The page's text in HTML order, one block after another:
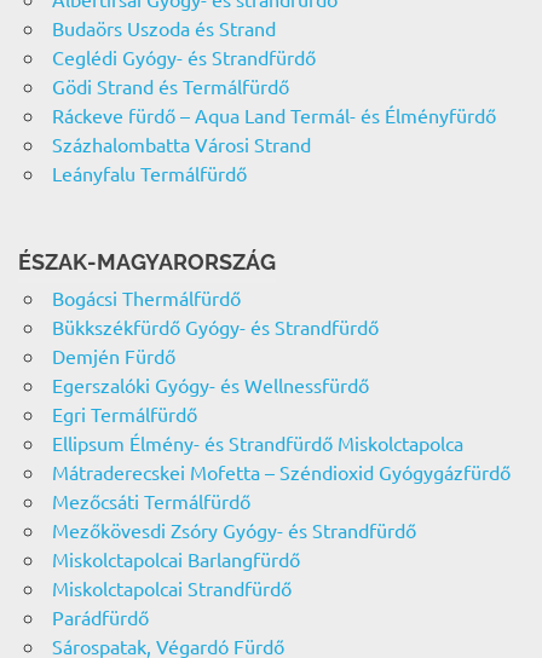
Budaörs Uszoda és Strand
Ceglédi Gyógy- és Strandfürdő
Gödi Strand és Termálfürdő
Ráckeve fürdő – Aqua Land Termál- és Élményfürdő
Százhalombatta Városi Strand
Leányfalu Termálfürdő
ÉSZAK-MAGYARORSZÁG
Bogácsi Thermálfürdő
Bükkszékfürdő Gyógy- és Strandfürdő
Demjén Fürdő
Egerszalóki Gyógy- és Wellnessfürdő
Egri Termálfürdő
Ellipsum Élmény- és Strandfürdő Miskolctapolca
Mátraderecskei Mofetta – Széndioxid Gyógygázfürdő
Mezőcsáti Termálfürdő
Mezőkövesdi Zsóry Gyógy- és Strandfürdő
Miskolctapolcai Barlangfürdő
Miskolctapolcai Strandfürdő
Parádfürdő
Sárospatak, Végardó Fürdő